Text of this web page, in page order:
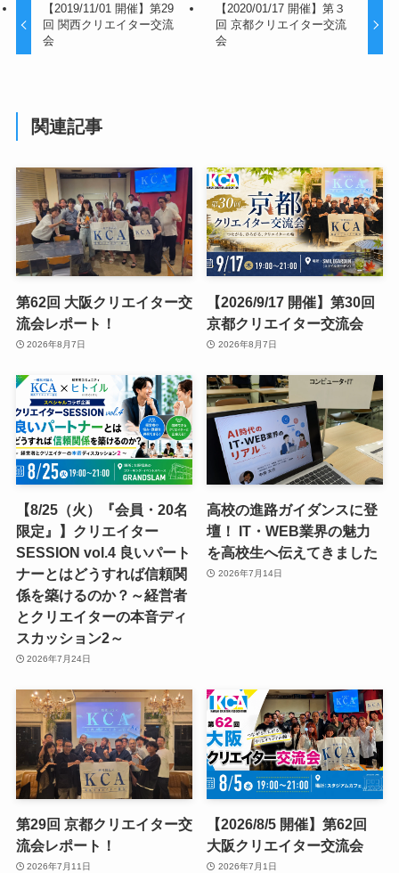
【2019/11/01 開催】第29
回 関西クリエイター交流
会
【2020/01/17 開催】第３
回 京都クリエイター交流
会
関連記事
第62回 大阪クリエイター交
流会レポート！
2026年8月7日
【2026/9/17 開催】第30回
京都クリエイター交流会
2026年8月7日
【8/25（火）『会員・20名
限定』】クリエイター
SESSION vol.4 良いパート
ナーとはどうすれば信頼関
係を築けるのか？～経営者
とクリエイターの本音ディ
スカッション2～
2026年7月24日
高校の進路ガイダンスに登
壇！ IT・WEB業界の魅力
を高校生へ伝えてきました
2026年7月14日
第29回 京都クリエイター交
流会レポート！
2026年7月11日
【2026/8/5 開催】第62回
大阪クリエイター交流会
2026年7月1日